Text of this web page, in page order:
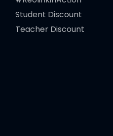
Student Discount
Teacher Discount